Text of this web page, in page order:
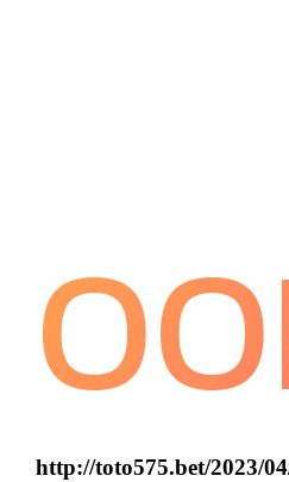
http://toto575.bet/2023/